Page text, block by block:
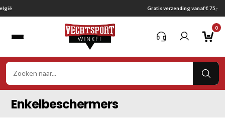
Ga
naar
Gratis verzending vanaf € 75,-
0
Enkelbeschermers